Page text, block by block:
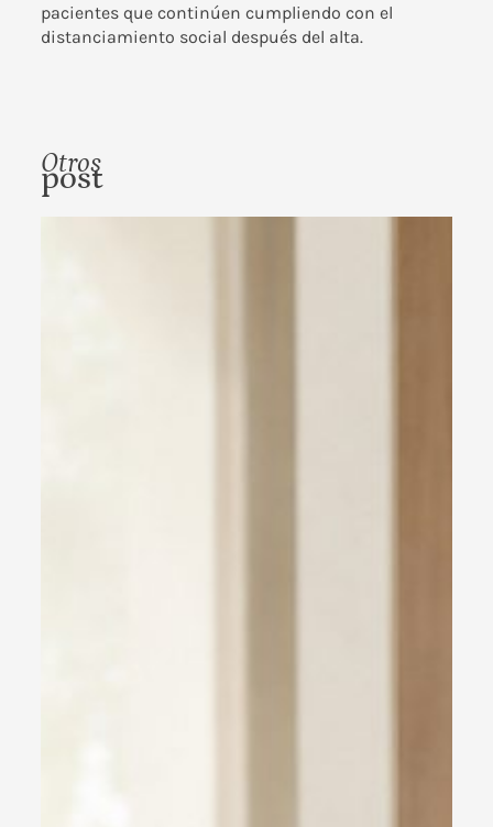
pacientes que continúen cumpliendo con el
distanciamiento social después del alta.
Otros
post